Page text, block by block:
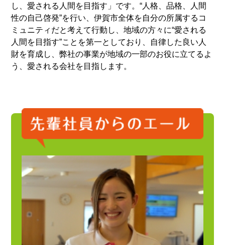
し、愛される人間を目指す」です。“人格、品格、人間
性の自己啓発”を行い、伊賀市全体を自分の所属するコ
ミュニティだと考えて行動し、地域の方々に“愛される
人間を目指す”ことを第一としており、自律した良い人
財を育成し、弊社の事業が地域の一部のお役に立てるよ
う、愛される会社を目指します。